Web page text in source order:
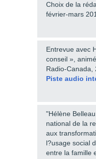
Annexe 1 - Quelques
Choix de la
février-mars
Entrevue avec
conseil »,
Radio-Canada,
Piste audio
"Hélène
national de la
aux
l?usage social
entre la famille